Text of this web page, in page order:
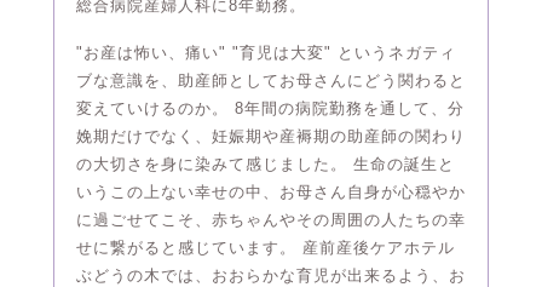
総合病院産婦人科に8年勤務。
"お産は怖い、痛い" "育児は大変" というネガティ
ブな意識を、助産師としてお母さんにどう関わると
変えていけるのか。 8年間の病院勤務を通して、分
娩期だけでなく、妊娠期や産褥期の助産師の関わり
の大切さを身に染みて感じました。 生命の誕生と
いうこの上ない幸せの中、お母さん自身が心穏やか
に過ごせてこそ、赤ちゃんやその周囲の人たちの幸
せに繋がると感じています。 産前産後ケアホテル
ぶどうの木では、おおらかな育児が出来るよう、お